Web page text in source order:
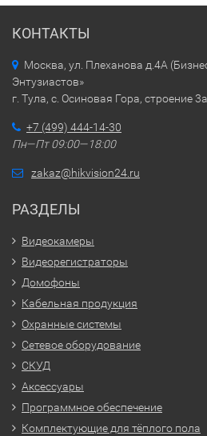
КОНТАКТЫ
Москва, ул. Плеханова д.4А
Энтузиастов»
г. Тула, с. Осиновая Гора, строение
+7 (499) 444-14-30
Пн—Пт 09:00—18:00
zakaz@hikvision24.ru
РАЗДЕЛЫ
Видеокамеры
Видеорегистраторы
Домофоны
Кабельная продукция
Охранные системы
Сетевое оборудование
СКУД
Аксессуары
Программное обеспечение
Комплектующие для тёплого пола